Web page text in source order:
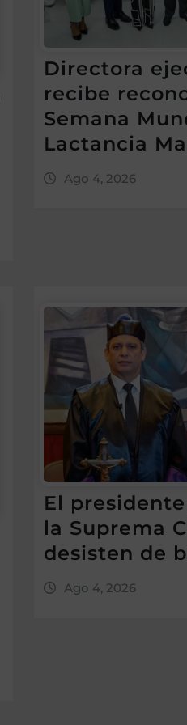
Directora
recibe
Semana
Lactancia
Ago 4, 2026
El
la Suprema
desisten de
Ago 4, 2026